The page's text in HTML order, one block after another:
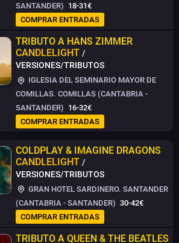
SANTANDER) 18-31€
COMPRAR ENTRADAS
TRIBUTO A HANS ZIMMER
CANDLELIGHT /
VERSIONES/TRIBUTOS
IGLESIA DEL SEMINARIO MAYOR DE
COMILLAS. COMILLAS (CANTABRIA -
SANTANDER) 16-32€
COMPRAR ENTRADAS
COLDPLAY & IMAGINE DRAGONS
CANDLELIGHT /
VERSIONES/TRIBUTOS
GRAN HOTEL SARDINERO. SANTANDER
(CANTABRIA - SANTANDER) 30-42€
COMPRAR ENTRADAS
TRIBUTO A QUEEN & THE BEATLES